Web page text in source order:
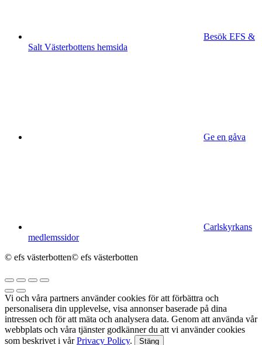
Besök EFS &
Salt Västerbottens hemsida
Ge en gåva
Carlskyrkans
medlemssidor
© efs västerbotten© efs västerbotten
Vi och våra partners använder cookies för att förbättra och
personalisera din upplevelse, visa annonser baserade på dina
intressen och för att mäta och analysera data. Genom att använda vår
webbplats och våra tjänster godkänner du att vi använder cookies
som beskrivet i vårPrivacy Policy. Stäng